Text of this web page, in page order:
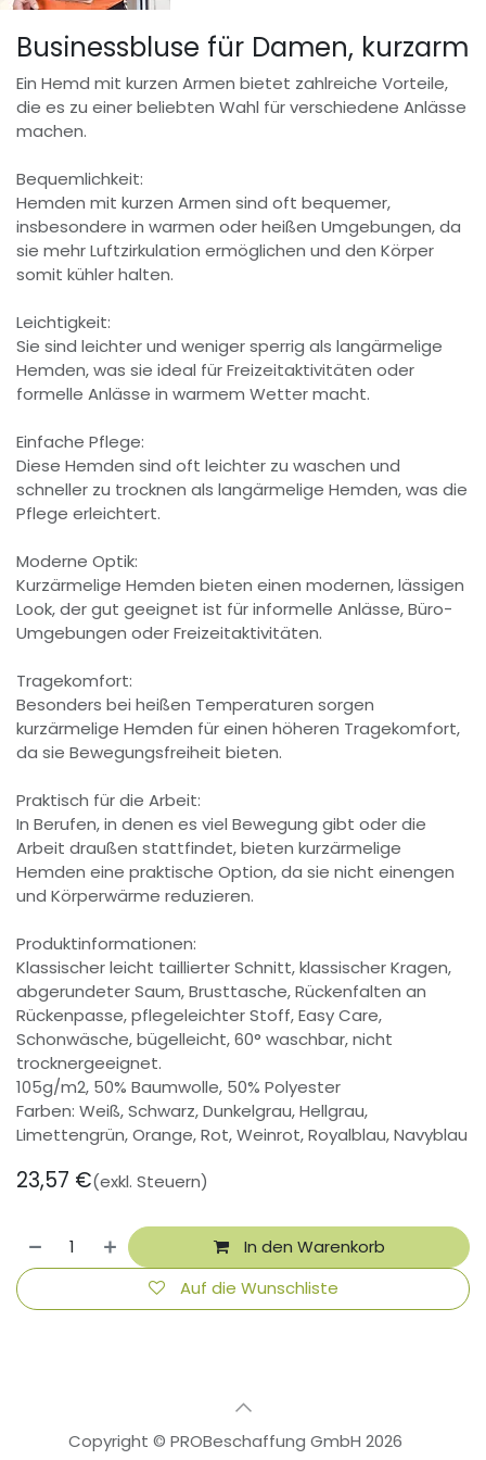
Businessbluse für Damen, kurzarm
Ein Hemd mit kurzen Armen bietet zahlreiche Vorteile,
die es zu einer beliebten Wahl für verschiedene Anlässe
machen.
Bequemlichkeit:
Hemden mit kurzen Armen sind oft bequemer,
insbesondere in warmen oder heißen Umgebungen, da
sie mehr Luftzirkulation ermöglichen und den Körper
somit kühler halten.
Leichtigkeit:
Sie sind leichter und weniger sperrig als langärmelige
Hemden, was sie ideal für Freizeitaktivitäten oder
formelle Anlässe in warmem Wetter macht.
Einfache Pflege:
Diese Hemden sind oft leichter zu waschen und
schneller zu trocknen als langärmelige Hemden, was die
Pflege erleichtert.
Moderne Optik:
Kurzärmelige Hemden bieten einen modernen, lässigen
Look, der gut geeignet ist für informelle Anlässe, Büro-
Umgebungen oder Freizeitaktivitäten.
Tragekomfort:
Besonders bei heißen Temperaturen sorgen
kurzärmelige Hemden für einen höheren Tragekomfort,
da sie Bewegungsfreiheit bieten.
Praktisch für die Arbeit:
In Berufen, in denen es viel Bewegung gibt oder die
Arbeit draußen stattfindet, bieten kurzärmelige
Hemden eine praktische Option, da sie nicht einengen
und Körperwärme reduzieren.
Produktinformationen:
Klassischer leicht taillierter Schnitt, klassischer Kragen,
abgerundeter Saum, Brusttasche, Rückenfalten an
Rückenpasse, pflegeleichter Stoff, Easy Care,
Schonwäsche, bügelleicht, 60° waschbar, nicht
trocknergeeignet.
105g/m2, 50% Baumwolle, 50% Polyester
Farben: Weiß, Schwarz, Dunkelgrau, Hellgrau,
Limettengrün, Orange, Rot, Weinrot, Royalblau, Navyblau
23,57 €(exkl. Steuern)
In den Warenkorb
Auf die Wunschliste
Copyright © PROBeschaffung GmbH 2026